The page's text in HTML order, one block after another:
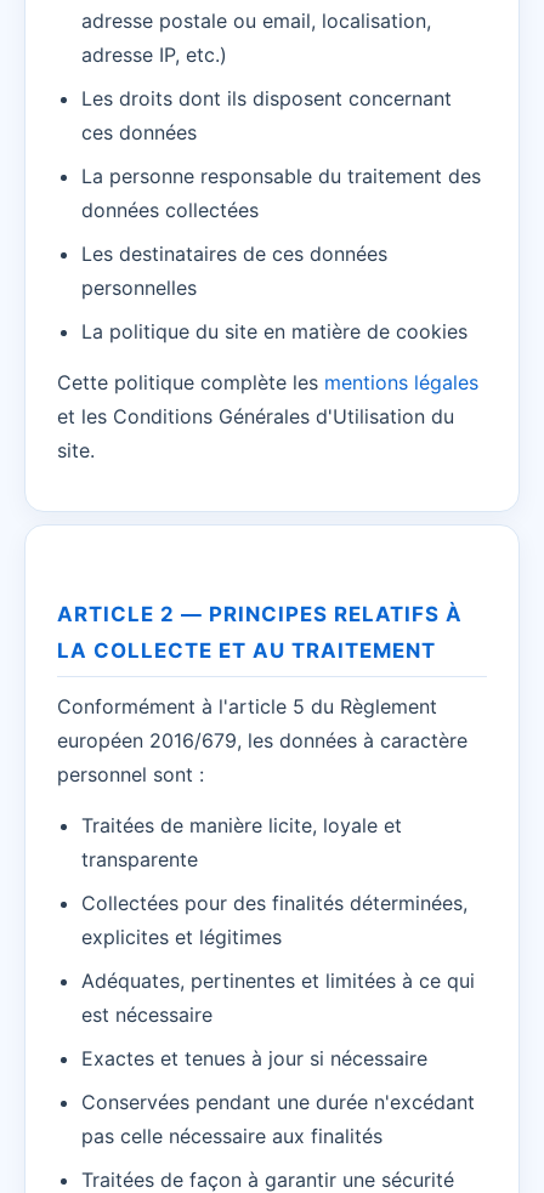
adresse postale ou email, localisation,
adresse IP, etc.)
Les droits dont ils disposent concernant
ces données
La personne responsable du traitement des
données collectées
Les destinataires de ces données
personnelles
La politique du site en matière de cookies
Cette politique complète les mentions légales
et les Conditions Générales d'Utilisation du
site.
ARTICLE 2 — PRINCIPES RELATIFS À
LA COLLECTE ET AU TRAITEMENT
Conformément à l'article 5 du Règlement
européen 2016/679, les données à caractère
personnel sont :
Traitées de manière licite, loyale et
transparente
Collectées pour des finalités déterminées,
explicites et légitimes
Adéquates, pertinentes et limitées à ce qui
est nécessaire
Exactes et tenues à jour si nécessaire
Conservées pendant une durée n'excédant
pas celle nécessaire aux finalités
Traitées de façon à garantir une sécurité